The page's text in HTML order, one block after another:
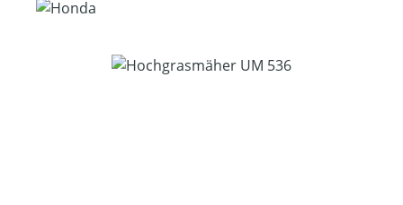
Bildergalerie überspringen